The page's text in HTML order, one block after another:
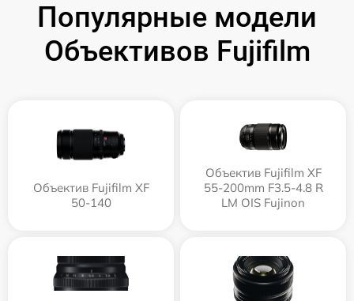
Популярные модели
Объективов Fujifilm
Объектив Fujifilm XF
50-140
Объектив Fujifilm XF
55-200mm F3.5-4.8 R
LM OIS Fujinon